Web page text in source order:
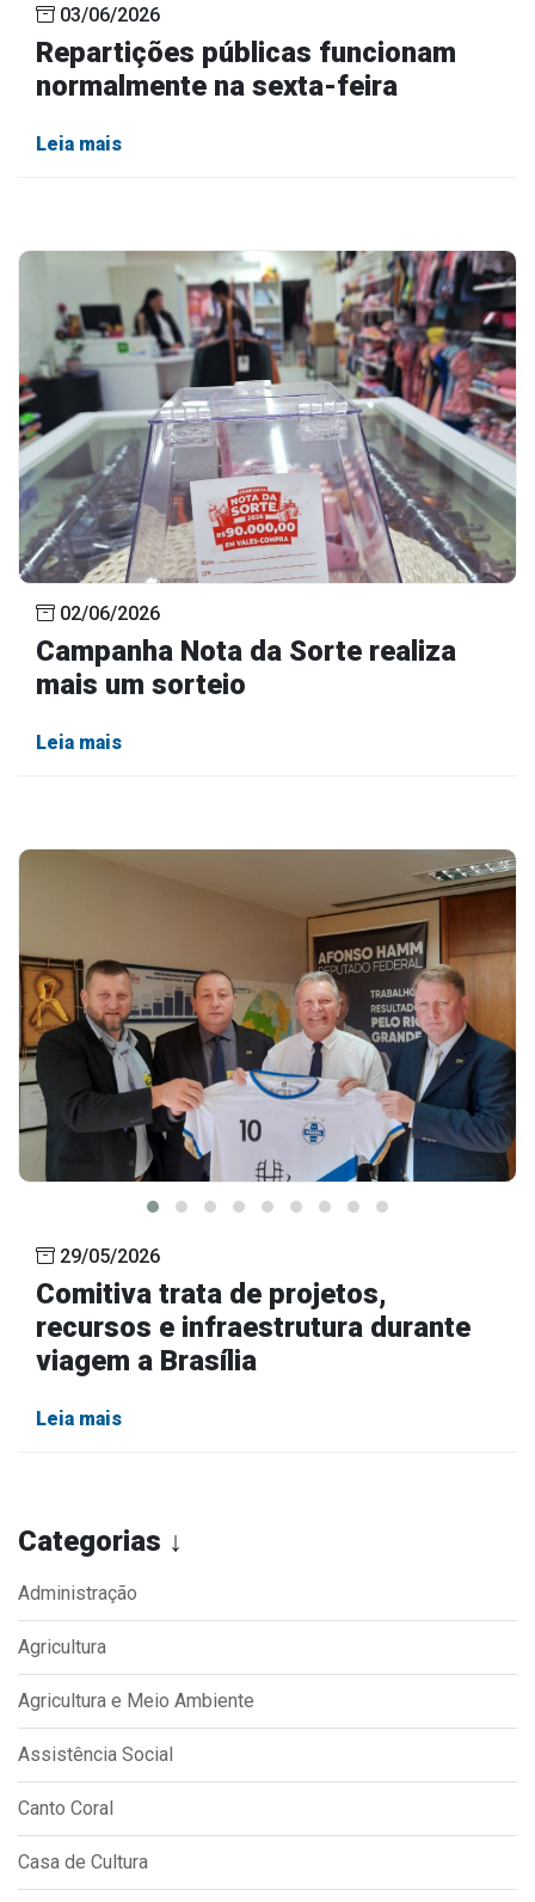
Categorias ↓
Administração
Agricultura
Agricultura e Meio Ambiente
Assistência Social
Canto Coral
Casa de Cultura
03/06/2026
Repartições públicas funcionam
normalmente na sexta-feira
Leia mais
02/06/2026
Campanha Nota da Sorte realiza
mais um sorteio
Leia mais
29/05/2026
Comitiva trata de projetos,
recursos e infraestrutura durante
viagem a Brasília
Leia mais